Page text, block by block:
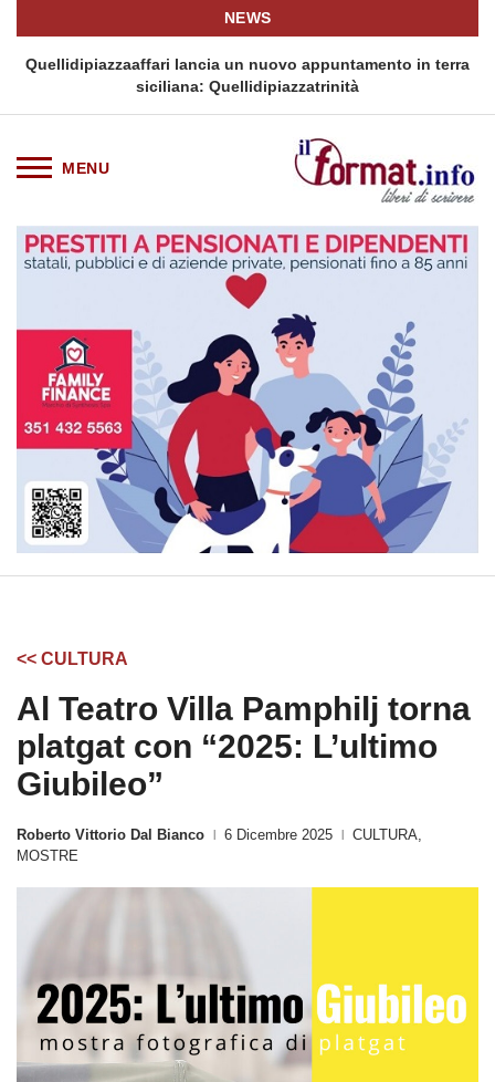
NEWS
Quellidipiazzaaffari lancia un nuovo appuntamento in terra
siciliana: Quellidipiazzatrinità
<< CULTURA
Al Teatro Villa Pamphilj torna
platgat con “2025: L’ultimo
Giubileo”
Roberto Vittorio Dal Bianco 6 Dicembre 2025 CULTURA,
MOSTRE